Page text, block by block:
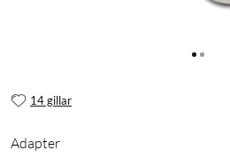
14 gillar
Adapter